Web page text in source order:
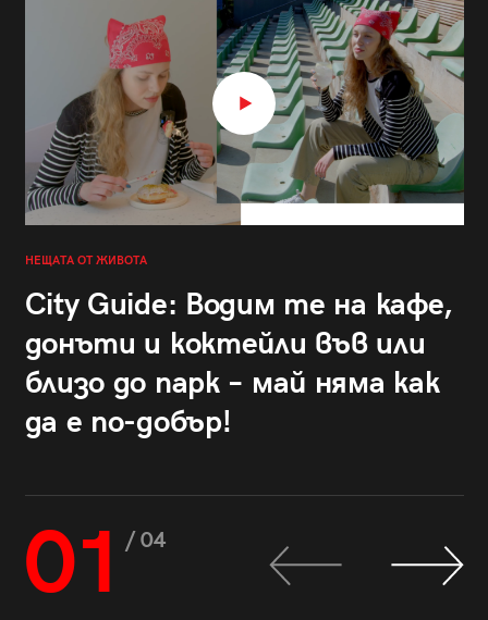
НЕЩАТА ОТ ЖИВОТА
City Guide: Водим те на кафе,
донъти и коктейли във или
близо до парк – май няма как
да е по-добър!
01 / 04